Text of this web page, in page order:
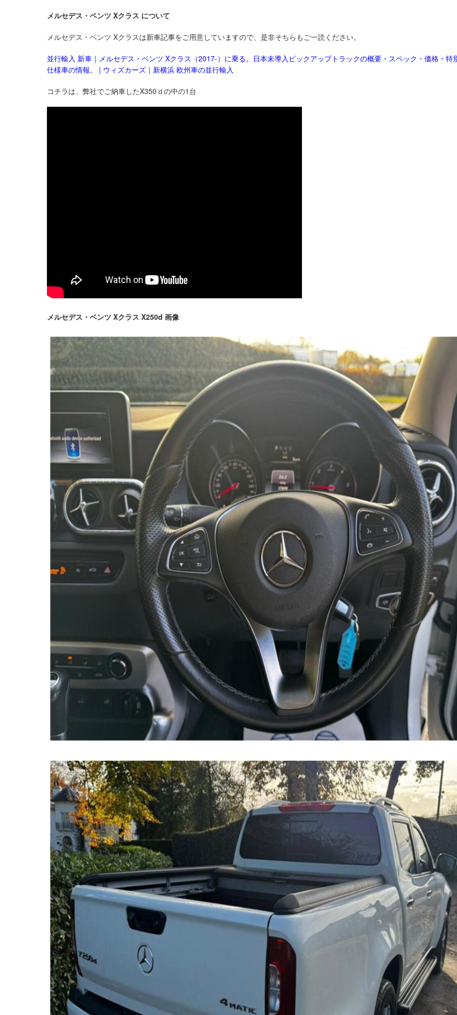
メルセデス・ベンツ Xクラス について
メルセデス・ベンツ Xクラスは新車記事をご用意していますので、是非そちらもご一読ください。
並行輸入 新車｜メルセデス・ベンツ Xクラス（2017-）に乗る。日本未導入ピックアップトラックの概要・スペック・価格・特
仕様車の情報。 | ウィズカーズ｜新横浜 欧州車の並行輸入
コチラは、弊社でご納車したX350ｄの中の1台
メルセデス・ベンツ Xクラス X250d 画像